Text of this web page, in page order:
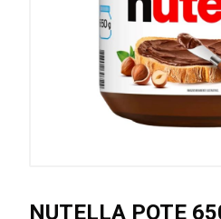
NUTELLA POTE